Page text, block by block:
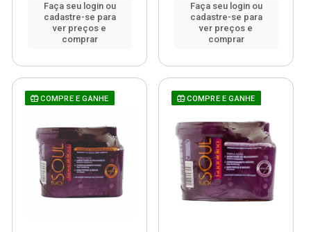
Faça seu login ou
cadastre-se para
ver preços e
comprar
Faça seu login ou
cadastre-se para
ver preços e
comprar
COMPRE E GANHE COMPRE E GANHE